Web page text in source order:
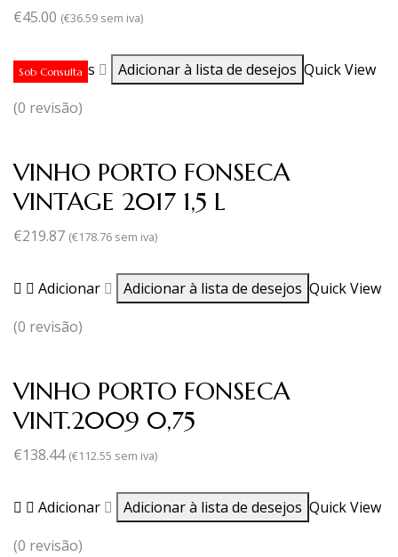
€45.00 (€36.59 sem iva)
Sob Consulta
Ler mais Adicionar à lista de desejos Quick View
(0 revisão)
VINHO PORTO FONSECA
VINTAGE 2017 1,5 L
€219.87 (€178.76 sem iva)
Adicionar Adicionar à lista de desejos Quick View
(0 revisão)
VINHO PORTO FONSECA
VINT.2009 0,75
€138.44 (€112.55 sem iva)
Adicionar Adicionar à lista de desejos Quick View
(0 revisão)